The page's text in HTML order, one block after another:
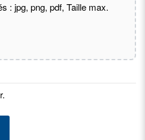
: jpg, png, pdf, Taille max.